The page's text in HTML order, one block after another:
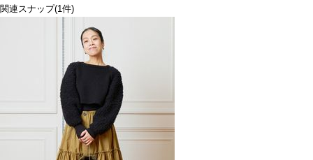
関連スナップ(1件)